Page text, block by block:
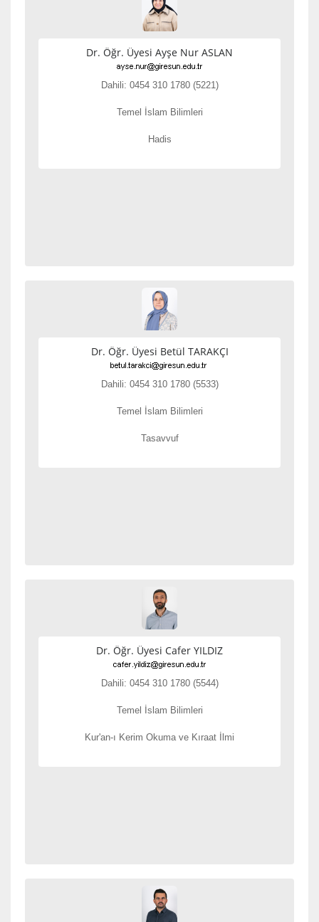
Dr. Öğr. Üyesi Ayşe Nur ASLAN
Dahili: 0454 310 1780 (5221)
Temel İslam Bilimleri
Hadis
Dr. Öğr. Üyesi Betül TARAKÇI
Dahili: 0454 310 1780 (5533)
Temel İslam Bilimleri
Tasavvuf
Dr. Öğr. Üyesi Cafer YILDIZ
Dahili: 0454 310 1780 (5544)
Temel İslam Bilimleri
Kur'an-ı Kerim Okuma ve Kıraat İlmi